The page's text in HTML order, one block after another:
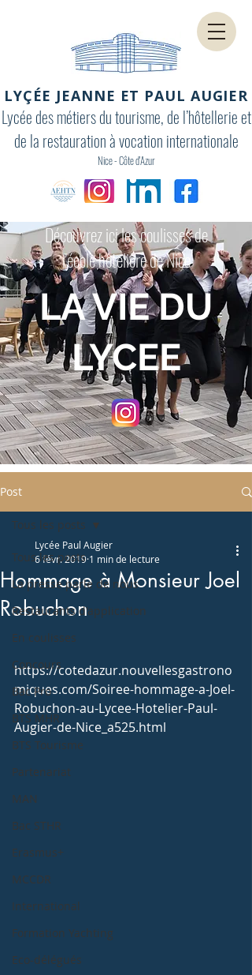
LYÇÉE JEANNE ET PAUL AUGIER
Lycée des métiers du tourisme, de l’hôtellerie et
de la restauration à vocation internationale
Nice - Côte d'Azur
Découvrez ici les coulisses de
l'école hôtelière de Nice
LA VIE DU
LYCEE
Post
Tous les posts
La presse parle de nous
Restaurants d'application
En coulisses
Concours
Bac Pro
BTS MHR
BTS Tourisme
Partenariat
MAN
Bac STHR
Erasmus+
MCCDR
International
Formation Yachting
Eco-délégués
Tous les posts
Hommage à Monsieur Joel
Robuchon
Lycée Paul Augier
6 févr. 2019 1 min de lecture
https://cotedazur.nouvellesgastrono
miques.com/Soiree-hommage-a-Joel-
Robuchon-au-Lycee-Hotelier-Paul-
Augier-de-Nice_a525.html